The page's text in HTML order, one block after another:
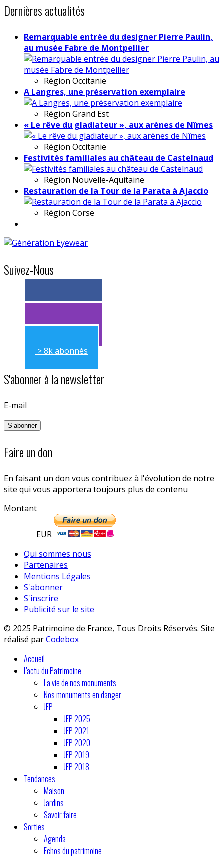
Dernières actualités
Remarquable entrée du designer Pierre Paulin,
au musée Fabre de Montpellier
Région Occitanie
A Langres, une préservation exemplaire
Région Grand Est
« Le rêve du gladiateur », aux arènes de Nîmes
Région Occitanie
Festivités familiales au château de Castelnaud
Région Nouvelle-Aquitaine
Restauration de la Tour de la Parata à Ajaccio
Région Corse
Suivez-Nous
> 11k abonnés
> 11k abonnés
> 8k abonnés
S'abonner à la newsletter
E-mail
Faire un don
En faisant un don vous contribuez à l'évolution de notre
site qui vous apportera toujours plus de contenu
Montant
EUR
Qui sommes nous
Partenaires
Mentions Légales
S'abonner
S'inscrire
Publicité sur le site
© 2025 Patrimoine de France, Tous Droits Réservés. Site
réalisé parCodebox
Accueil
L'actu du Patrimoine
La vie de nos monuments
Nos monuments en danger
JEP
JEP 2025
JEP 2021
JEP 2020
JEP 2019
JEP 2018
Tendances
Maison
Jardins
Savoir faire
Sorties
Agenda
Echos du patrimoine